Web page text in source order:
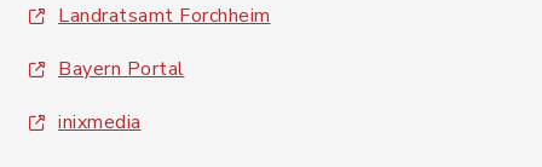
Landratsamt Forchheim
Bayern Portal
inixmedia